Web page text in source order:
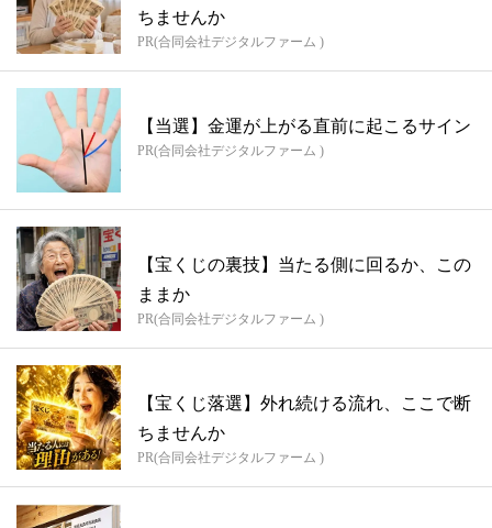
ちませんか
PR(合同会社デジタルファーム )
【当選】金運が上がる直前に起こるサイン
PR(合同会社デジタルファーム )
【宝くじの裏技】当たる側に回るか、この
ままか
PR(合同会社デジタルファーム )
【宝くじ落選】外れ続ける流れ、ここで断
ちませんか
PR(合同会社デジタルファーム )